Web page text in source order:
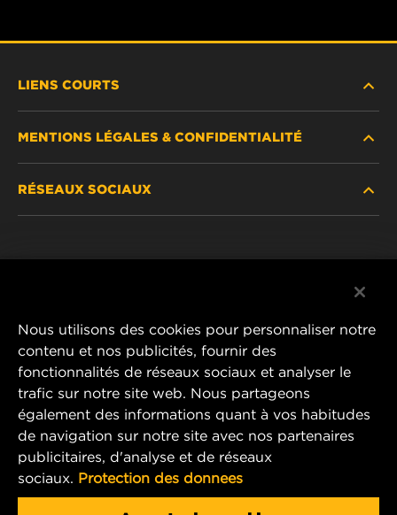
LIENS COURTS
OÙ ACHETER
MENTIONS LÉGALES & CONFIDENTIALITÉ
RÉSEAUX SOCIAUX
MANN+HUMMEL FT Poland
ul. Wrocławska 145,
63-800 GOSTYŃ, POLAND
Tel. +48 65 572 89 00
E-mail:info@mann-hummel.com
Nous utilisons des cookies pour personnaliser notre
contenu et nos publicités, fournir des
fonctionnalités de réseaux sociaux et analyser le
trafic sur notre site web. Nous partageons
également des informations quant à vos habitudes
de navigation sur notre site avec nos partenaires
publicitaires, d'analyse et de réseaux
sociaux. Protection des donnees